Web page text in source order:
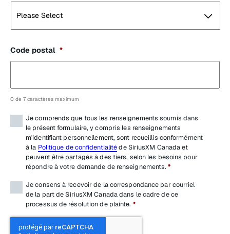
Code postal *
0 de 7 caractères maximum
Terms *
Je comprends que tous les renseignements soumis dans
le présent formulaire, y compris les renseignements
m'identifiant personnellement, sont recueillis conformément
à la Politique de confidentialitéde SiriusXM Canada et
peuvent être partagés à des tiers, selon les besoins pour
répondre à votre demande de renseignements. *
Terms *
Je consens à recevoir de la correspondance par courriel
de la part de SiriusXM Canada dans le cadre de ce
processus de résolution de plainte. *